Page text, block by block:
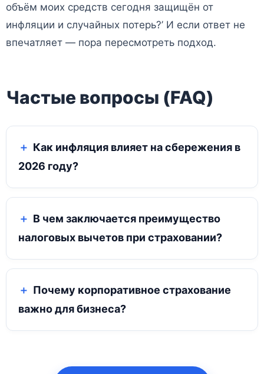
объём моих средств сегодня защищён от
инфляции и случайных потерь?’ И если ответ не
впечатляет — пора пересмотреть подход.
Частые вопросы (FAQ)
Как инфляция влияет на сбережения в
2026 году?
В чем заключается преимущество
налоговых вычетов при страховании?
Почему корпоративное страхование
важно для бизнеса?